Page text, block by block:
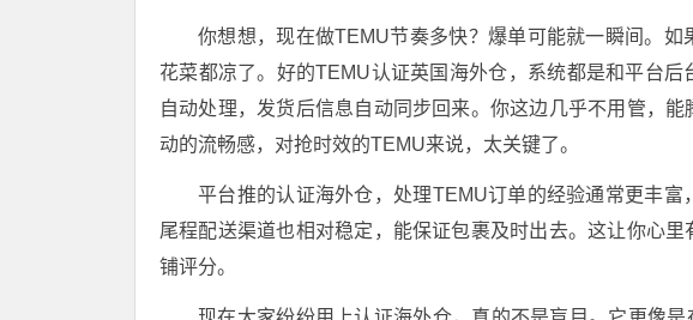
你想想，现在做TEMU节奏多快？爆单可能就一瞬间。
花菜都凉了。好的TEMU认证英国海外仓，系统都是和平台
自动处理，发货后信息自动同步回来。你这边几乎不用管，
动的流畅感，对抢时效的TEMU来说，太关键了。
平台推的认证海外仓，处理TEMU订单的经验通常更丰
尾程配送渠道也相对稳定，能保证包裹及时出去。这让你心
铺评分。